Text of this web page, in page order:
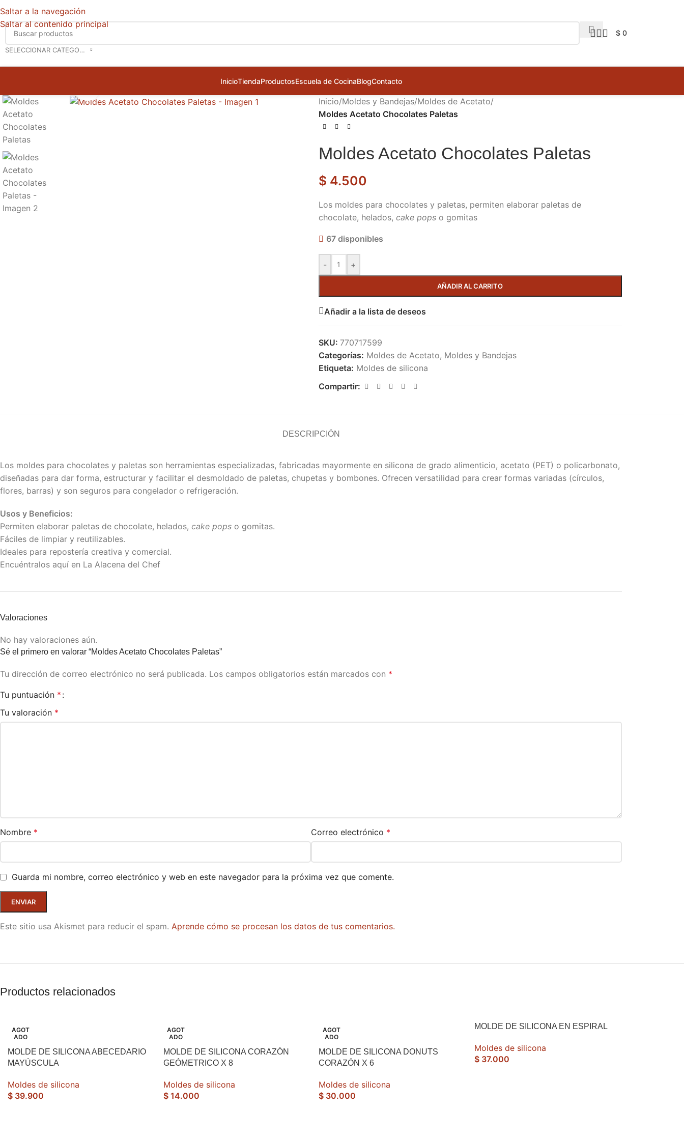
Saltar a la navegación
Saltar al contenido principal
SELECCIONAR CATEGORÍA
$ 0
InicioTiendaProductosEscuela de CocinaBlogContacto
Inicio/Moldes y Bandejas/Moldes de Acetato/
Moldes Acetato Chocolates Paletas
Moldes Acetato Chocolates Paletas
$ 4.500
Los moldes para chocolates y paletas, permiten elaborar paletas de
chocolate, helados, cake popso gomitas
67 disponibles
- +
AÑADIR AL CARRITO
Añadir a la lista de deseos
SKU: 770717599
Categorías: Moldes de Acetato, Moldes y Bandejas
Etiqueta: Moldes de silicona
Compartir:
DESCRIPCIÓN
Los moldes para chocolates y paletas son herramientas especializadas, fabricadas mayormente en silicona de grado alimenticio, acetato (PET) o policarbonato,
diseñadas para dar forma, estructurar y facilitar el desmoldado de paletas, chupetas y bombones. Ofrecen versatilidad para crear formas variadas (círculos,
flores, barras) y son seguros para congelador o refrigeración.
Usos y Beneficios:
Permiten elaborar paletas de chocolate, helados, cake pops o gomitas.
Fáciles de limpiar y reutilizables.
Ideales para repostería creativa y comercial.
Encuéntralos aquí en La Alacena del Chef
Valoraciones
No hay valoraciones aún.
Sé el primero en valorar “Moldes Acetato Chocolates Paletas”
Tu dirección de correo electrónico no será publicada. Los campos obligatorios están marcados con *
Tu puntuación *
Tu valoración *
Nombre * Correo electrónico *
Guarda mi nombre, correo electrónico y web en este navegador para la próxima vez que comente.
Este sitio usa Akismet para reducir el spam. Aprende cómo se procesan los datos de tus comentarios.
Productos relacionados
AGOT
ADO
MOLDE DE SILICONA ABECEDARIO
MAYÚSCULA
Moldes de silicona
$ 39.900
AGOT
ADO
MOLDE DE SILICONA CORAZÓN
GEÓMETRICO X 8
Moldes de silicona
$14.000
AGOT
ADO
MOLDE DE SILICONA DONUTS
CORAZÓN X 6
Moldes de silicona
$ 30.000
MOLDE DE SILICONA EN ESPIRAL
Moldes de silicona
$37.000